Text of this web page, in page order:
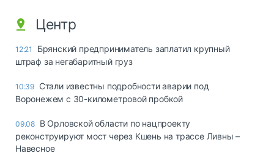
Центр
12:21
Брянский предприниматель заплатил крупный
штраф за негабаритный груз
10:39 Стали известны подробности аварии под
Воронежем с 30-километровой пробкой
09.08 В Орловской области по нацпроекту
реконструируют мост через Кшень на трассе Ливны –
Навесное